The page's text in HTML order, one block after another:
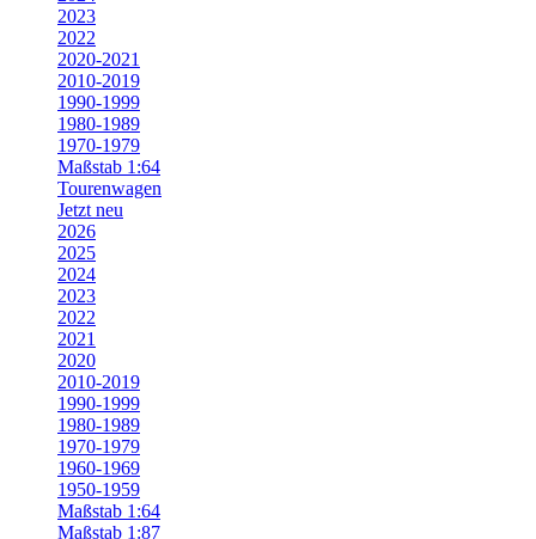
2023
2022
2020-2021
2010-2019
1990-1999
1980-1989
1970-1979
Maßstab 1:64
Tourenwagen
Jetzt neu
2026
2025
2024
2023
2022
2021
2020
2010-2019
1990-1999
1980-1989
1970-1979
1960-1969
1950-1959
Maßstab 1:64
Maßstab 1:87